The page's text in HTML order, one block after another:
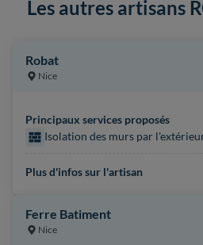
Les autres artisans
Robat
Nice
Principaux services proposés
Isolation des murs par
Plus d'infos sur l'artisan
Ferre Batiment
Nice